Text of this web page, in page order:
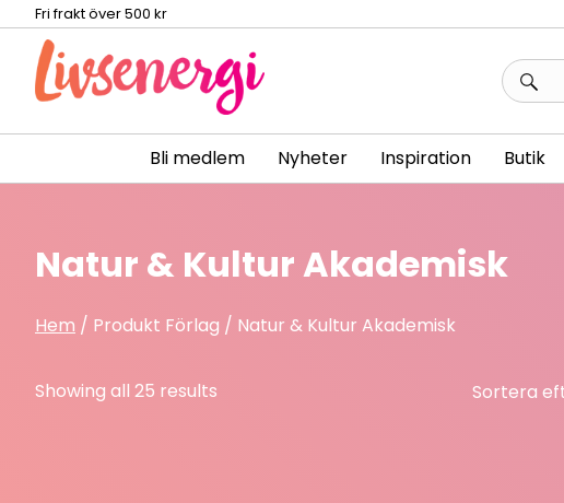
content
Fri frakt över 500 kr
Sök
efter:
Bli medlem Nyheter Inspiration Butik
Natur & Kultur Akademisk
Hem / Produkt Förlag / Natur & Kultur Akademisk
Showing all 25 results